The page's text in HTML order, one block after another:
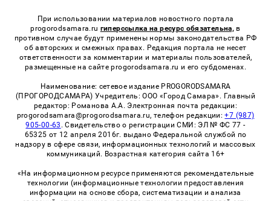
При использовании материалов новостного портала
progorodsamara.ru гиперссылка на ресурс обязательна, в
противном случае будут применены нормы законодательства РФ
об авторских и смежных правах. Редакция портала не несет
ответственности за комментарии и материалы пользователей,
размещенные на сайте progorodsamara.ru и его субдоменах.
Наименование: сетевое издание PROGORODSAMARA
(ПРОГОРОДСАМАРА) Учредитель: ООО «Город Самара». Главный
редактор: Романова А.А. Электронная почта редакции:
progorodsamara@progorodsamara.ru, телефон редакции:+7 (987)
905-00-63 . Свидетельство о регистрации СМИ: ЭЛ № ФС 77 -
65325 от 12 апреля 2016г. выдано Федеральной службой по
надзору в сфере связи, информационных технологий и массовых
коммуникаций. Возрастная категория сайта 16+
«На информационном ресурсе применяются рекомендательные
технологии (информационные технологии предоставления
информации на основе сбора, систематизации и анализа